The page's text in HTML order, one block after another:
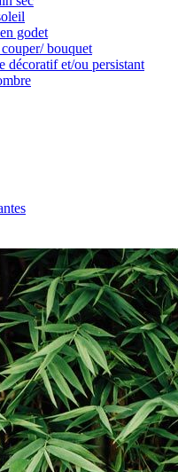
godet
bouquet
décoratif et/ou persistant